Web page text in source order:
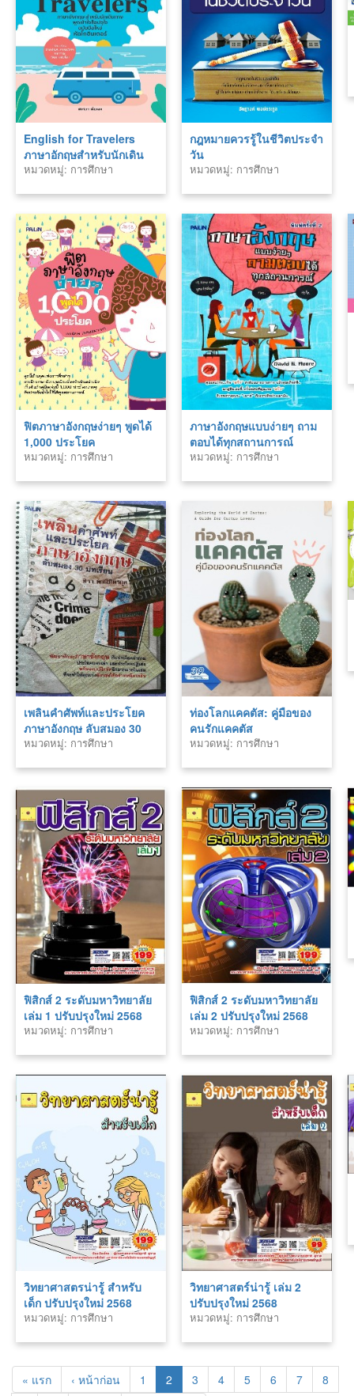
English for Travelers
ภาษาอักฤษสำหรับนักเดิน
ทางฯ
หมวดหมู่: การศึกษา
กฎหมายควรรู้ในชีวิตประจำ
วัน
หมวดหมู่: การศึกษา
ฟิตภาษาอังกฤษง่ายๆ พูดได้
1,000 ประโยค
หมวดหมู่: การศึกษา
ภาษาอังกฤษแบบง่ายๆ ถาม
ตอบได้ทุกสถานการณ์
หมวดหมู่: การศึกษา
เพลินคำศัพท์และประโยค
ภาษาอังกฤษ ลับสมอง 30
บทเรียน
หมวดหมู่: การศึกษา
ท่องโลกแคคตัส: คู่มือของ
คนรักแคคตัส
หมวดหมู่: การศึกษา
ฟิสิกส์ 2 ระดับมหาวิทยาลัย
เล่ม 1 ปรับปรุงใหม่ 2568
หมวดหมู่: การศึกษา
ฟิสิกส์ 2 ระดับมหาวิทยาลัย
เล่ม 2 ปรับปรุงใหม่ 2568
หมวดหมู่: การศึกษา
วิทยาศาสตรน่ารู้ สำหรับ
เด็ก ปรับปรุงใหม่ 2568
หมวดหมู่: การศึกษา
วิทยาศาสตร์น่ารู้ เล่ม 2
ปรับปรุงใหม่ 2568
หมวดหมู่: การศึกษา
« แรก ‹ หน้าก่อน 1 2 3 4 5 6 7 8